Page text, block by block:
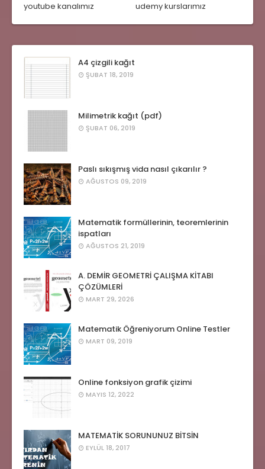
youtube kanalımız udemy kurslarımız
A4 çizgili kağıt
ŞUBAT 18, 2019
Milimetrik kağıt (pdf)
ŞUBAT 06, 2019
Paslı sıkışmış vida nasıl çıkarılır ?
AĞUSTOS 09, 2019
Matematik formüllerinin, teoremlerinin
ispatları
AĞUSTOS 21, 2019
A. DEMİR GEOMETRİ ÇALIŞMA KİTABI
ÇÖZÜMLERİ
MART 29, 2026
Matematik Öğreniyorum Online Testler
MART 09, 2019
Online fonksiyon grafik çizimi
MAYIS 12, 2022
MATEMATİK SORUNUNUZ BİTSİN
EYLÜL 18, 2017